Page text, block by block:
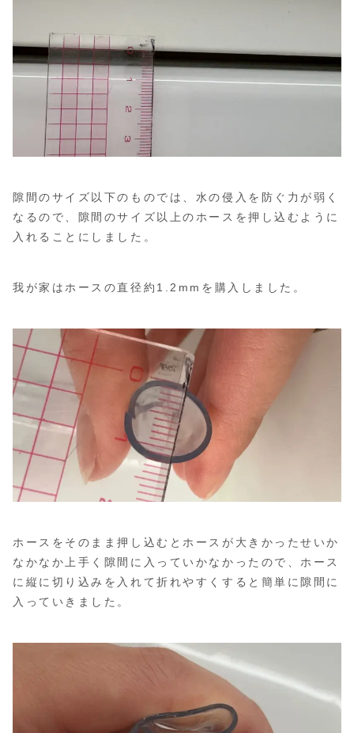
隙間のサイズ以下のものでは、水の侵入を防ぐ力が弱く
なるので、隙間のサイズ以上のホースを押し込むように
入れることにしました。
我が家はホースの直径約1.2mmを購入しました。
ホースをそのまま押し込むとホースが大きかったせいか
なかなか上手く隙間に入っていかなかったので、ホース
に縦に切り込みを入れて折れやすくすると簡単に隙間に
入っていきました。